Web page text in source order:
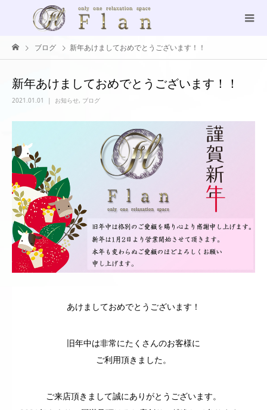
ブログ 新年あけましておめでとうございます！！
新年あけましておめでとうございます！！
2021.01.01 お知らせ, ブログ
あけましておめでとうございます！
旧年中は非常にたくさんのお客様に
ご利用頂きました。
ご来店頂きまして誠にありがとうございます。